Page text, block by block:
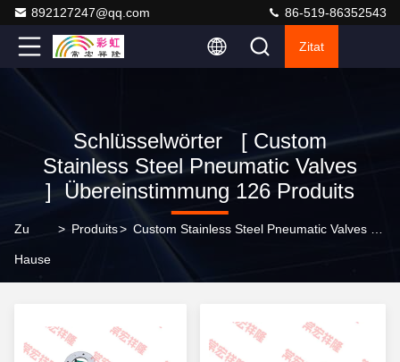
892127247@qq.com 86-519-86352543
Zitat
Schlüsselwörter [ Custom
Stainless Steel Pneumatic Valves
] Übereinstimmung 126 Produits
Zu
Hause
> Produits>